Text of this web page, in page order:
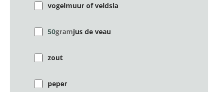
vogelmuur of veldsla
50gramjus de veau
zout
peper